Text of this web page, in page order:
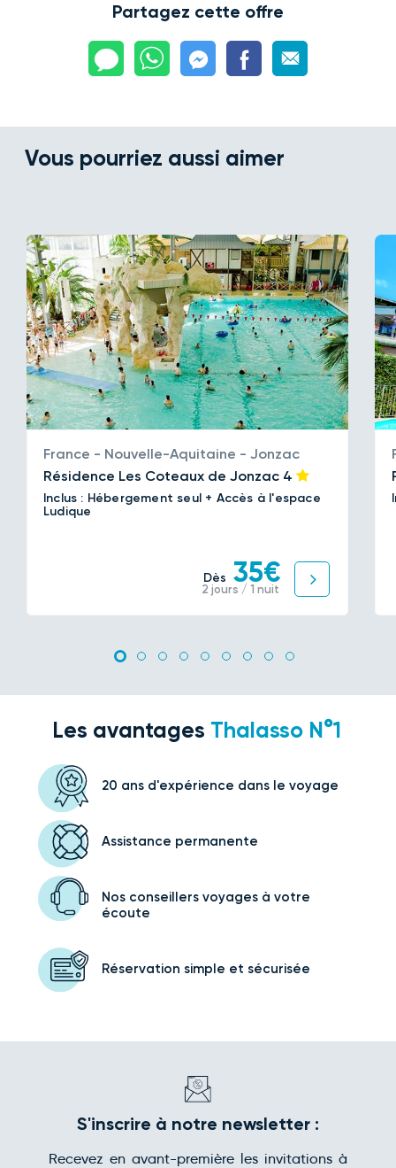
Partagez cette offre
Vous pourriez aussi aimer
France - Nouvelle-Aquitaine - Jonzac
Résidence Les Coteaux de Jonzac 4
Inclus : Hébergement seul + Accès à l'espace
Ludique
Dès 35€
2 jours / 1 nuit
Les avantages Thalasso N°1
20 ans d'expérience dans le voyage
Assistance permanente
Nos conseillers voyagesà votre
écoute
Réservation simple et sécurisée
S'inscrire à notre newsletter :
Recevez en avant-première les invitations à